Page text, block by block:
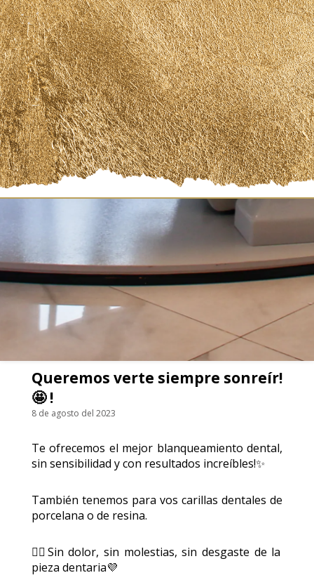
Registrate Ahora
¿Ya estas registrado?
Queremos verte siempre sonreír!
🤩 !
8 de agosto del 2023
Te ofrecemos el mejor blanqueamiento dental,
sin sensibilidad y con resultados increíbles!✨
También tenemos para vos carillas dentales de
porcelana o de resina.
👉🏻Sin dolor, sin molestias, sin desgaste de la
pieza dentaria💜